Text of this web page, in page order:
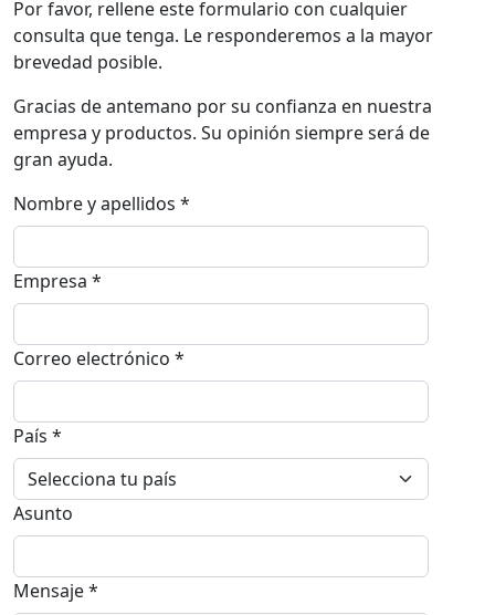
Por favor, rellene este formulario con cualquier
consulta que tenga. Le responderemos a la mayor
brevedad posible.
Gracias de antemano por su confianza en nuestra
empresa y productos. Su opinión siempre será de
gran ayuda.
Nombre y apellidos *
Empresa *
Correo electrónico *
País *
Asunto
Mensaje *